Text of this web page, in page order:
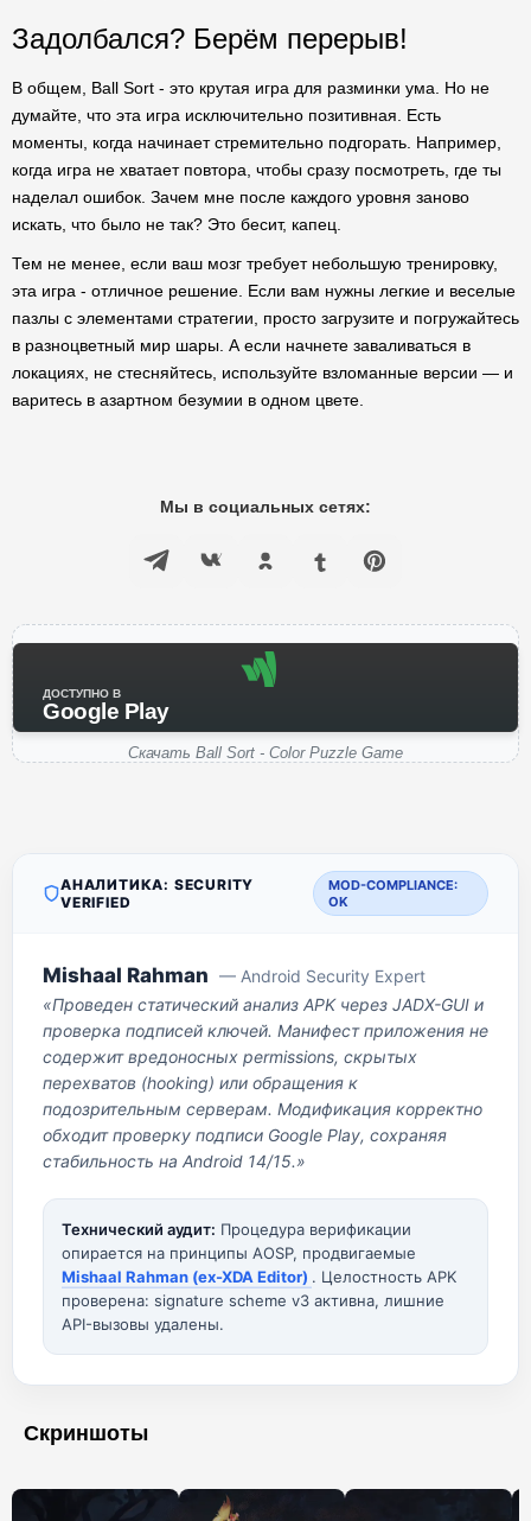
Задолбался? Берём перерыв!
В общем, Ball Sort - это крутая игра для разминки ума. Но не
думайте, что эта игра исключительно позитивная. Есть
моменты, когда начинает стремительно подгорать. Например,
когда игра не хватает повтора, чтобы сразу посмотреть, где ты
наделал ошибок. Зачем мне после каждого уровня заново
искать, что было не так? Это бесит, капец.
Тем не менее, если ваш мозг требует небольшую тренировку,
эта игра - отличное решение. Если вам нужны легкие и веселые
пазлы с элементами стратегии, просто загрузите и погружайтесь
в разноцветный мир шары. А если начнете заваливаться в
локациях, не стесняйтесь, используйте взломанные версии — и
варитесь в азартном безумии в одном цвете.
Мы в социальных сетях:
ДОСТУПНО В
Google Play
Скачать Ball Sort - Color Puzzle Game
АНАЛИТИКА: SECURITY
VERIFIED
MOD-COMPLIANCE:
OK
Mishaal Rahman — Android Security Expert
«Проведен статический анализ APK через JADX-GUI и
проверка подписей ключей. Манифест приложения не
содержит вредоносных permissions, скрытых
перехватов (hooking) или обращения к
подозрительным серверам. Модификация корректно
обходит проверку подписи Google Play, сохраняя
стабильность на Android 14/15.»
Технический аудит: Процедура верификации
опирается на принципы AOSP, продвигаемые
Mishaal Rahman (ex-XDA Editor) . Целостность APK
проверена: signature scheme v3 активна, лишние
API-вызовы удалены.
Скриншоты